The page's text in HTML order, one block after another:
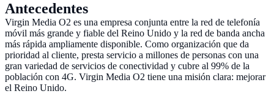
Antecedentes
Virgin Media O2 es una empresa conjunta entre la red de telefonía
móvil más grande y fiable del Reino Unido y la red de banda ancha
más rápida ampliamente disponible. Como organización que da
prioridad al cliente, presta servicio a millones de personas con una
gran variedad de servicios de conectividad y cubre al 99% de la
población con 4G. Virgin Media O2 tiene una misión clara: mejorar
el Reino Unido.